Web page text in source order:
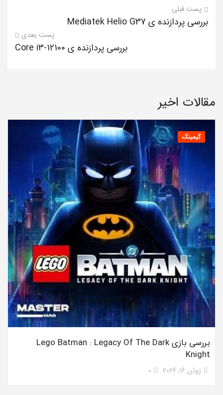
پست قبلی
بررسی پردازنده ی Mediatek Helio G37
پست بعدی
بررسی پردازنده ی Core i3-12100
مقالات اخیر
گیمینگ
بررسی بازی Lego Batman : Legacy Of The Dark
Knight
ژوئن 16, 2026 0